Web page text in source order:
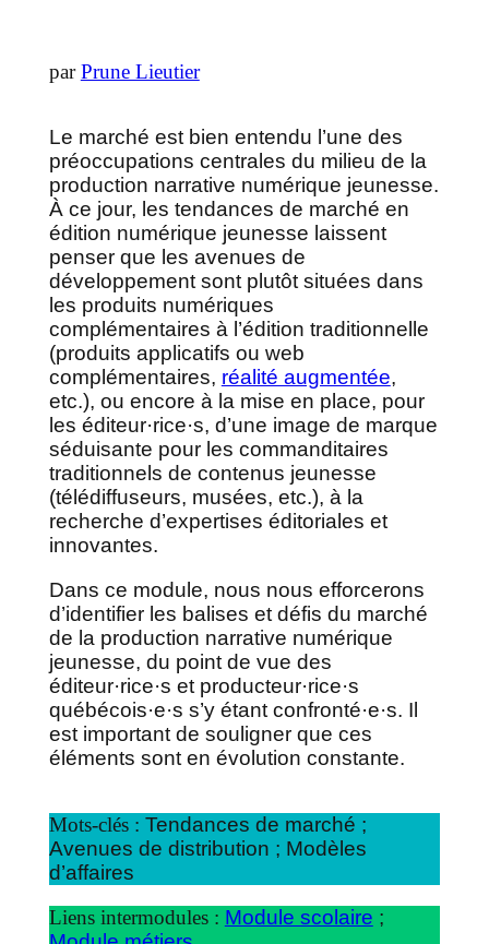
parPrune Lieutier
Le marché est bien entendu l’une des
préoccupations centrales du milieu de la
production narrative numérique jeunesse.
À ce jour, les tendances de marché en
édition numérique jeunesse laissent
penser que les avenues de
développement sont plutôt situées dans
les produits numériques
complémentaires à l’édition traditionnelle
(produits applicatifs ou web
complémentaires, réalité augmentée,
etc.), ou encore à la mise en place, pour
les éditeur·rice·s, d’une image de marque
séduisante pour les commanditaires
traditionnels de contenus jeunesse
(télédiffuseurs, musées, etc.), à la
recherche d’expertises éditoriales et
innovantes.
Dans ce module, nous nous efforcerons
d’identifier les balises et défis du marché
de la production narrative numérique
jeunesse, du point de vue des
éditeur·rice·s et producteur·rice·s
québécois·e·s s’y étant confronté·e·s. Il
est important de souligner que ces
éléments sont en évolution constante.
Mots-clés : Tendances de marché ;
Avenues de distribution ; Modèles
d’affaires
Liens intermodules : Module scolaire ;